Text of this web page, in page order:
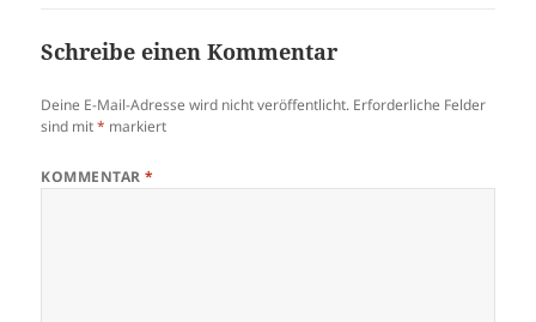
Schreibe einen Kommentar
Deine E-Mail-Adresse wird nicht veröffentlicht. Erforderliche Felder
sind mit* markiert
KOMMENTAR*